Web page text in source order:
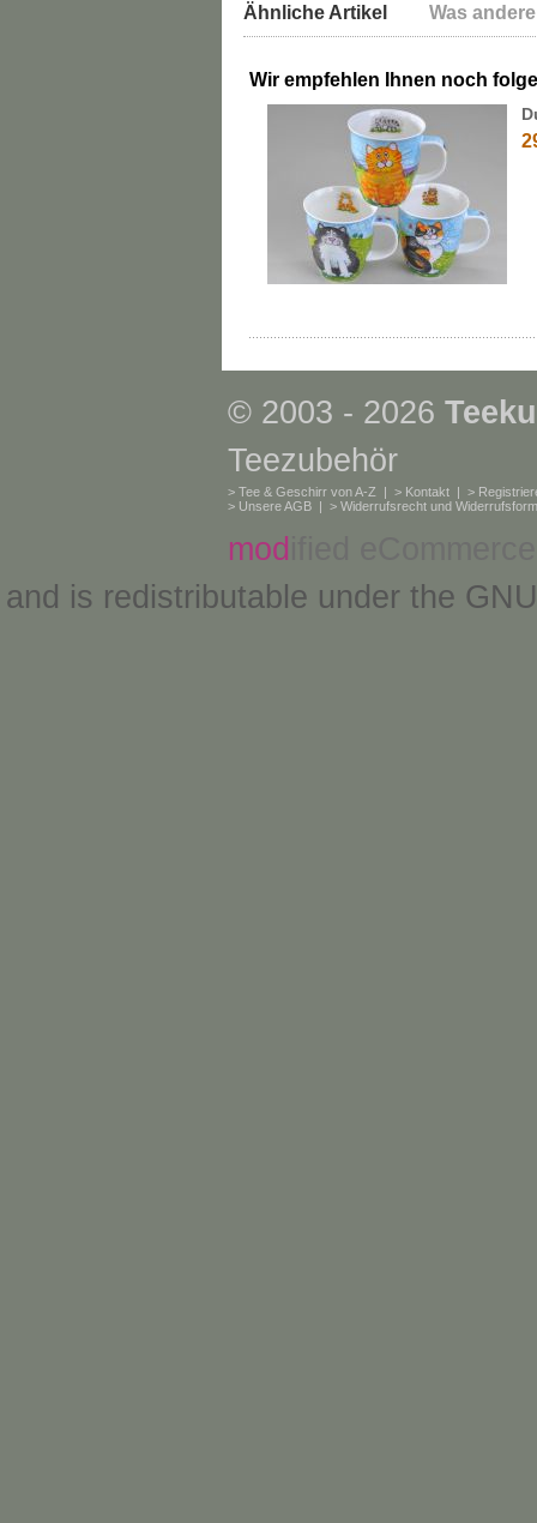
Ähnliche Artikel Was
Wir empfehlen Ihnen noch
© 2003 - 2026
Teezubehör
> Tee & Geschirr von A-Z | > Kontakt | >
> Unsere AGB | > Widerrufsrecht und
mod
and is redistributable under the